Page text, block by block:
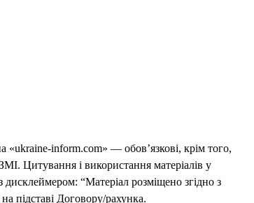
«ukraine-inform.com» — обов’язкові, крім того,
Цитування і використання матеріалів у
“Матеріал розміщено згідно з
підставі Договору/рахунка.